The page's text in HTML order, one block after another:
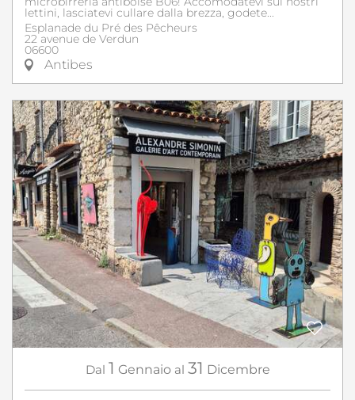
lettini, lasciatevi cullare dalla brezza, godete...
Esplanade du Pré des Pêcheurs
22 avenue de Verdun
06600
Antibes
Dal 1 Gennaio al 31 Dicembre